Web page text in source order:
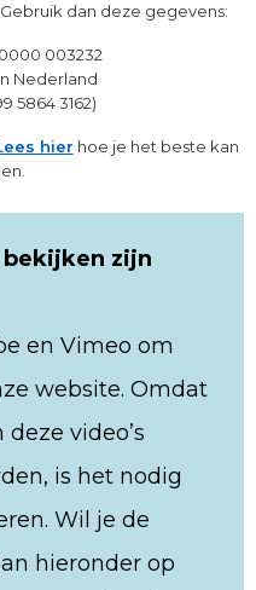
dan deze gegevens:
0000 003232
Nederland
5864 3162)
hier hoe je het beste kan
zijn
en Vimeo om
website. Omdat
video’s
is het nodig
Wil je de
hieronder op